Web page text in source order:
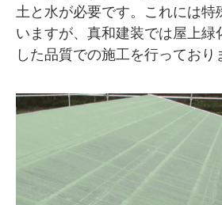
土と水が必要です。これには特
いますが、真和建装では屋上緑
した品質での施工を行っており